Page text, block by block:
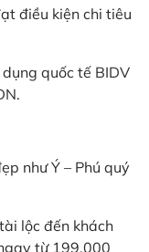
điều kiện chi tiêu
quốc tế BIDV
như Ý – Phú quý
lộc đến khách
từ 199.000